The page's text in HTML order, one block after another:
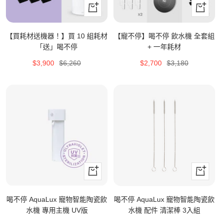
立
即
購
【買耗材送機器！】買 10 組耗材
「送」喝不停
特
$3,900
原
$6,260
立
即
【寵不停】喝不停 飲水機 全套組
+ 一年耗材
特
$2,700
原
$3,180
+
加
入
購
喝不停 AquaLux 寵物智能陶瓷飲
水機 專用主機 UV版
+
加
入
購
喝不停 AquaLux 寵物智能陶瓷飲
水機 配件 清潔棒 3入組